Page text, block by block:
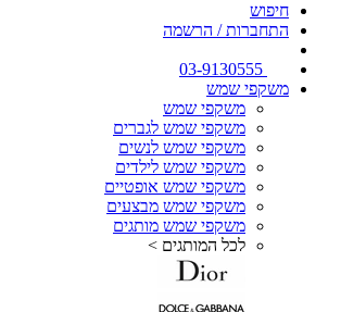
חיפוש
התחברות / הרשמה
משקפי שמש
משקפי שמש
משקפי שמש לגברים
משקפי שמש לנשים
משקפי שמש לילדים
משקפי שמש אופטיים
משקפי שמש מבצעים
משקפי שמש מותגים
לכל המותגים >